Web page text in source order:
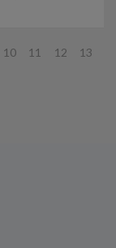
10 11 12
13